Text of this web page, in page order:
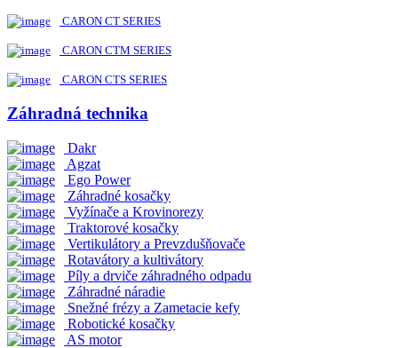
CARON CT SERIES
CARON CTM SERIES
CARON CTS SERIES
Záhradná technika
Dakr
Agzat
Ego Power
Záhradné kosačky
Vyžínače a Krovinorezy
Traktorové kosačky
Vertikulátory a Prevzdušňovače
Rotavátory a kultivátory
Píly a drviče záhradného odpadu
Záhradné náradie
Snežné frézy a Zametacie kefy
Robotické kosačky
AS motor